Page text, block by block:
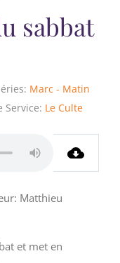
sabbat
Marc - Matin
Service: Le Culte
Matthieu
et met en